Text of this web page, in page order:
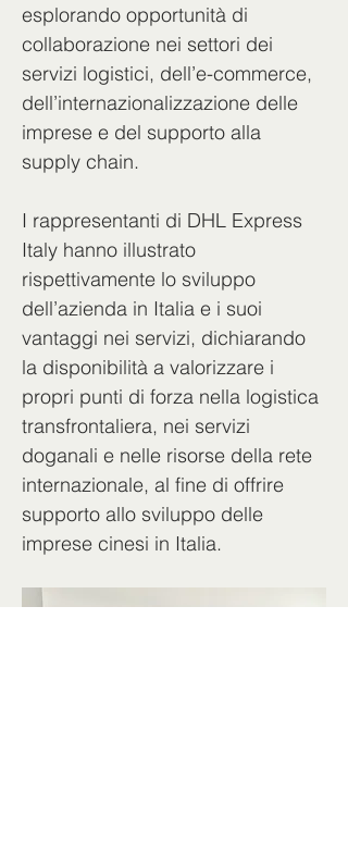
esplorando opportunità di
collaborazione nei settori dei
servizi logistici, dell’e-commerce,
dell’internazionalizzazione delle
imprese e del supporto alla
supply chain.
I rappresentanti di DHL Express
Italy hanno illustrato
rispettivamente lo sviluppo
dell’azienda in Italia e i suoi
vantaggi nei servizi, dichiarando
la disponibilità a valorizzare i
propri punti di forza nella logistica
transfrontaliera, nei servizi
doganali e nelle risorse della rete
internazionale, al fine di offrire
supporto allo sviluppo delle
imprese cinesi in Italia.